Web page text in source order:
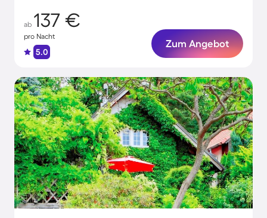
ab 137 €
pro Nacht
5.0
Zum Angebot